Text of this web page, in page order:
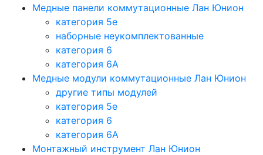
Медные панели коммутационные Лан Юнион
категория 5e
наборные неукомплектованные
категория 6
категория 6A
Медные модули коммутационные Лан Юнион
другие типы модулей
категория 5е
категория 6
категория 6A
Монтажный инструмент Лан Юнион